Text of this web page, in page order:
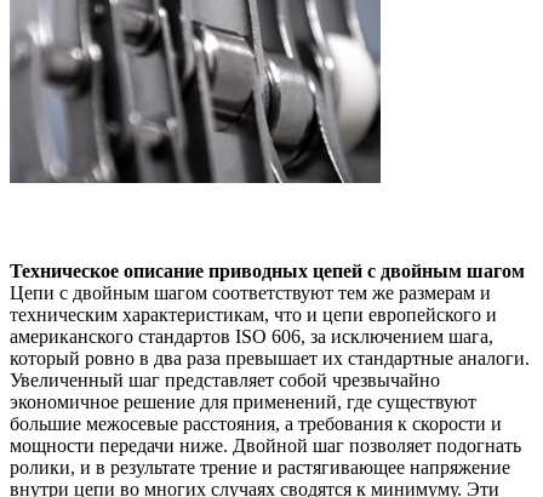
Техническое описание приводных цепей с двойным шагом
Цепи с двойным шагом соответствуют тем же размерам и
техническим характеристикам, что и цепи европейского и
американского стандартов ISO 606, за исключением шага,
который ровно в два раза превышает их стандартные аналоги.
Увеличенный шаг представляет собой чрезвычайно
экономичное решение для применений, где существуют
большие межосевые расстояния, а требования к скорости и
мощности передачи ниже. Двойной шаг позволяет подогнать
ролики, и в результате трение и растягивающее напряжение
внутри цепи во многих случаях сводятся к минимуму. Эти